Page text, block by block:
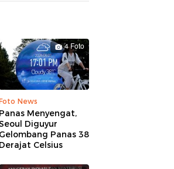
4 Foto
News
Panas Menyengat,
Diguyur
Gelombang Panas 38
Derajat Celsius